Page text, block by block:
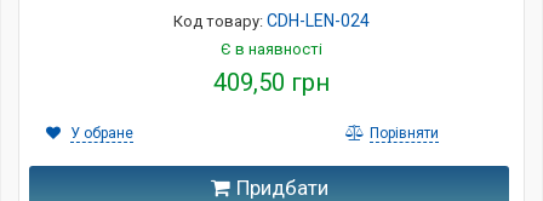
Код товару: CDH-LEN-024
Є в наявності
409,50 грн
Придбати
У обране Порівняти